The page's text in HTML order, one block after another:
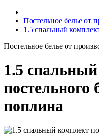
Постельное белье от
1.5 спальный
Постельное белье от
1.5
постельного
поплина